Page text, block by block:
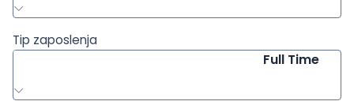
Tip zaposlenja
Full Time